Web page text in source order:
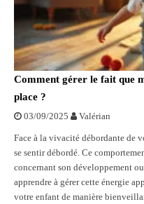
Comment gérer le fait que
place ?
03/09/2025 Valérian
Face à la vivacité débordante de
se sentir débordé. Ce
concernant son développement
apprendre à gérer cette énergie
votre enfant de manière